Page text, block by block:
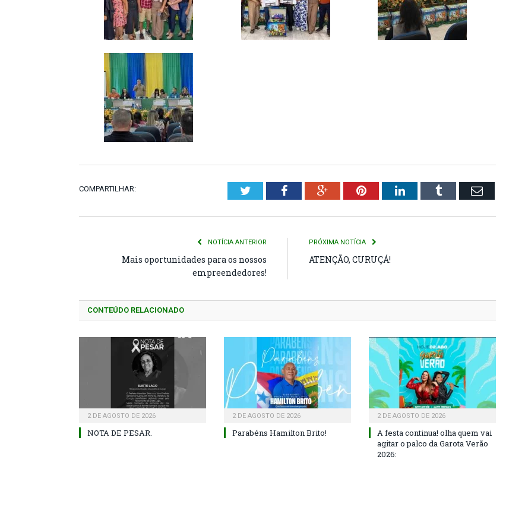
COMPARTILHAR: TwitterFacebookGoogle+PinterestLinkedInTumblr Email
NOTÍCIA ANTERIOR
Mais oportunidades para os nossos
empreendedores!
PRÓXIMA NOTÍCIA
ATENÇÃO, CURUÇÁ!
CONTEÚDO RELACIONADO
2 DE AGOSTO DE 2026
NOTA DE PESAR.
2 DE AGOSTO DE 2026
Parabéns Hamilton Brito!
2 DE AGOSTO DE 2026
A festa continua! olha quem vai
agitar o palco da Garota Verão
2026: